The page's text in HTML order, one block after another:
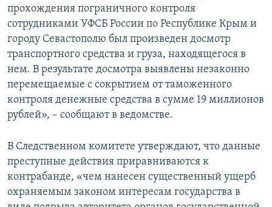
прохождения пограничного контроля
сотрудниками УФСБ России по Республике Крым и
городу Севастополю был произведен досмотр
транспортного средства и груза, находящегося в
нем. В результате досмотра выявлены незаконно
перемещаемые с сокрытием от таможенного
контроля денежные средства в сумме 19 миллионов
рублей», – сообщают в ведомстве.
В Следственном комитете утверждают, что данные
преступные действия приравниваются к
контрабанде, «чем нанесен существенный ущерб
охраняемым законом интересам государства в